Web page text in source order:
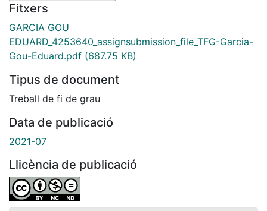
Fitxers
GARCIA GOU
EDUARD_4253640_assignsubmission_file_TFG-Garcia-
Gou-Eduard.pdf (687.75 KB)
Tipus de document
Treball de fi de grau
Data de publicació
2021-07
Llicència de publicació